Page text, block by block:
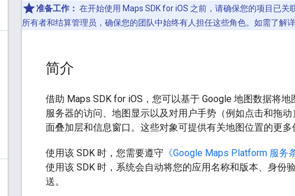
准备工作： 在开始使用 Maps SDK for iOS 之前，请确保您的项目已
所有者和结算管理员，确保您的团队中始终有人担任这些角色。如需了解
简介
借助 Maps SDK for iOS，您可以基于 Google 地图数据将
服务器的访问、地图显示以及对用户手势（例如点击和拖
面叠加层和信息窗口。这些对象可提供有关地图位置的更多
使用该 SDK 时，您需要遵守 《Google Maps Platform 服务
使用该 SDK 时，系统会自动将您的应用名称和版本、身份
送。